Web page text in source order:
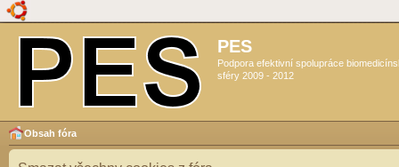
PES
Podpora efektivní spolupráce
sféry 2009 - 2012
Obsah fóra